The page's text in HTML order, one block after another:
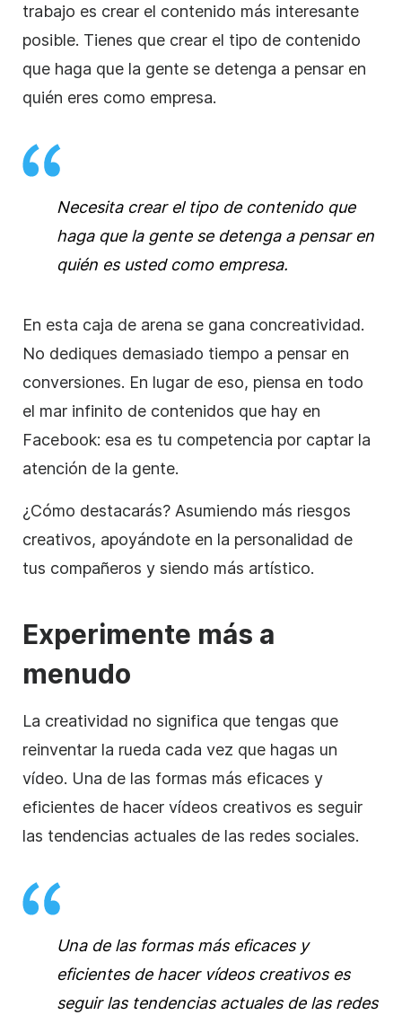
trabajo es crear el contenido más interesante
posible. Tienes que crear el tipo de contenido
que haga que la gente se detenga a pensar en
quién eres como empresa.
Necesita crear el tipo de contenido que
haga que la gente se detenga a pensar en
quién es usted como empresa.
En esta caja de arena se gana concreatividad.
No dediques demasiado tiempo a pensar en
conversiones. En lugar de eso, piensa en todo
el mar infinito de contenidos que hay en
Facebook: esa es tu competencia por captar la
atención de la gente.
¿Cómo destacarás? Asumiendo más riesgos
creativos, apoyándote en la personalidad de
tus compañeros y siendo más artístico.
Experimente más a
menudo
La creatividad no significa que tengas que
reinventar la rueda cada vez que hagas un
vídeo. Una de las formas más eficaces y
eficientes de hacer vídeos creativos es seguir
las tendencias actuales de las redes sociales.
Una de las formas más eficaces y
eficientes de hacer vídeos creativos es
seguir las tendencias actuales de las redes